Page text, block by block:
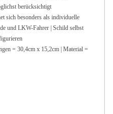
berücksichtigt
sich besonders als individuelle
und LKW-Fahrer | Schild selbst
= 30,4cm x 15,2cm | Material =